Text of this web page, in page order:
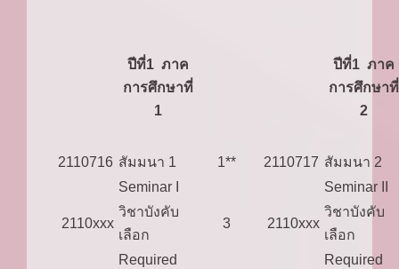
ปีที่1 ภาค
การศึกษาที่
1
ปีที่1 ภาค
การศึกษาที่
2
2110716 สัมมนา 1 1** 2110717 สัมมนา 2
Seminar I
Seminar II
2110xxx
วิชาบังคับ
เลือก
3 2110xxx
วิชาบังคับ
เลือก
Required
Required